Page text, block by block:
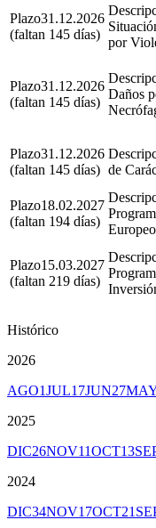
31.12.2026
(faltan 145 días)
por
31.12.2026
(faltan 145 días)
Daños
31.12.2026
(faltan 145 días) de
18.02.2027
(faltan 194 días)
15.03.2027
(faltan 219 días)
Histórico
2026
AGO1JUL17JUN27
2025
DIC26NOV11OCT13
2024
DIC34NOV17OCT21